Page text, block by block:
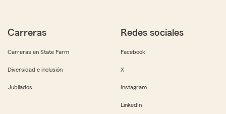
Carreras
Carreras en State Farm
Diversidad e inclusión
Jubilados
Redes sociales
Facebook
X
Instagram
LinkedIn